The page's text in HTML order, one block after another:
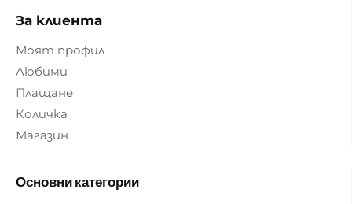
За клиента
Моят профил
Любими
Плащане
Количка
Магазин
Основни категории